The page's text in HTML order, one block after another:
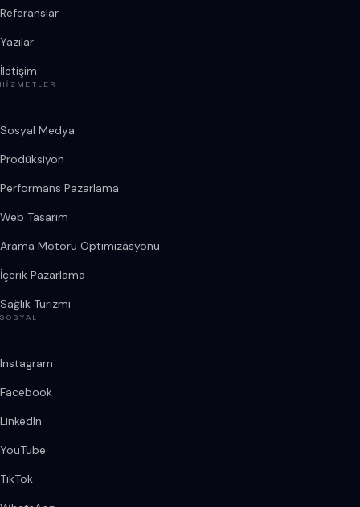
Referanslar
Yazılar
İletişim
HIZMETLER
Sosyal Medya
Prodüksiyon
Performans Pazarlama
Web Tasarım
Arama Motoru Optimizasyonu
İçerik Pazarlama
Sağlık Turizmi
SOSYAL
Instagram
Facebook
LinkedIn
YouTube
TikTok